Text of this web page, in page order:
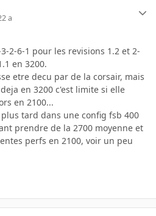
a
2-6-1 pour les revisions 1.2 et 2-
en 3200.
etre decu par de la corsair, mais
en 3200 c'est limite si elle
en 2100...
tard dans une config fsb 400
prendre de la 2700 moyenne et
perfs en 2100, voir un peu